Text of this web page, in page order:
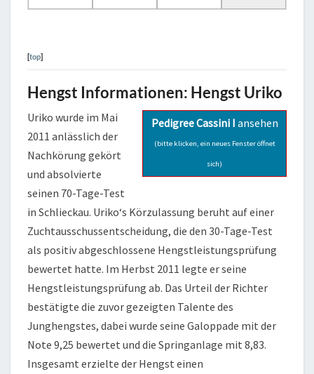
[top]
Hengst Informationen: Hengst Uriko
Pedigree Cassini I ansehen
(bitte klicken, ein neues Fenster öffnet
sich)
Uriko wurde im Mai
2011 anlässlich der
Nachkörung gekört
und absolvierte
seinen 70-Tage-Test
in Schlieckau. Uriko‘s Körzulassung beruht auf einer
Zuchtausschussentscheidung, die den 30-Tage-Test
als positiv abgeschlossene Hengstleistungsprüfung
bewertet hatte. Im Herbst 2011 legte er seine
Hengstleistungsprüfung ab. Das Urteil der Richter
bestätigte die zuvor gezeigten Talente des
Junghengstes, dabei wurde seine Galoppade mit der
Note 9,25 bewertet und die Springanlage mit 8,83.
Insgesamt erzielte der Hengst einen